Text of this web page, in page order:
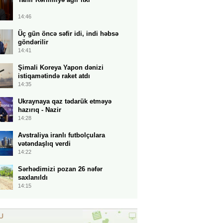
14:46
Üç gün öncə səfir idi, indi həbsə
göndərilir
14:41
Şimali Koreya Yapon dənizi
istiqamətində raket atdı
14:35
Ukraynaya qaz tədarük etməyə
hazırıq - Nazir
14:28
Avstraliya iranlı futbolçulara
vətəndaşlıq verdi
14:22
Sərhədimizi pozan 26 nəfər
saxlanıldı
14:15